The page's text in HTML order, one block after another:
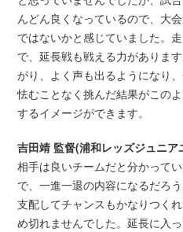
んどん良くなっているので、大
ではないかと感じていました。
で、延長戦も戦える力がありま
がり、よく声も出るようになり
怯むことなく挑んだ結果がこの
するイメージができます。
吉田靖 監督(浦和レッズジュニア
相手は良いチームだと分かって
で、一進一退の内容になるだろ
支配してチャンスもかなりつく
め切れませんでした。延長に入